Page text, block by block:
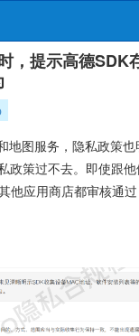
，提示高德SDK
地图服务，隐私政策
政策过不去。即使跟
他应用商店都审核通